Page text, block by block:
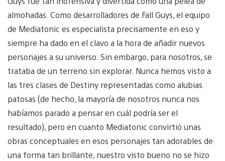
almohadas. Como desarrolladores de Fall Guys, el equipo
de Mediatonic es especialista precisamente en eso y
siempre ha dado en el clavo a la hora de añadir nuevos
personajes a su universo. Sin embargo, para nosotros, se
trataba de un terreno sin explorar. Nunca hemos visto a
las tres clases de Destiny representadas como alubias
patosas (de hecho, la mayoría de nosotros nunca nos
habíamos parado a pensar en cuál podría ser el
resultado), pero en cuanto Mediatonic convirtió unas
obras conceptuales en esos personajes tan adorables de
una forma tan brillante, nuestro visto bueno no se hizo